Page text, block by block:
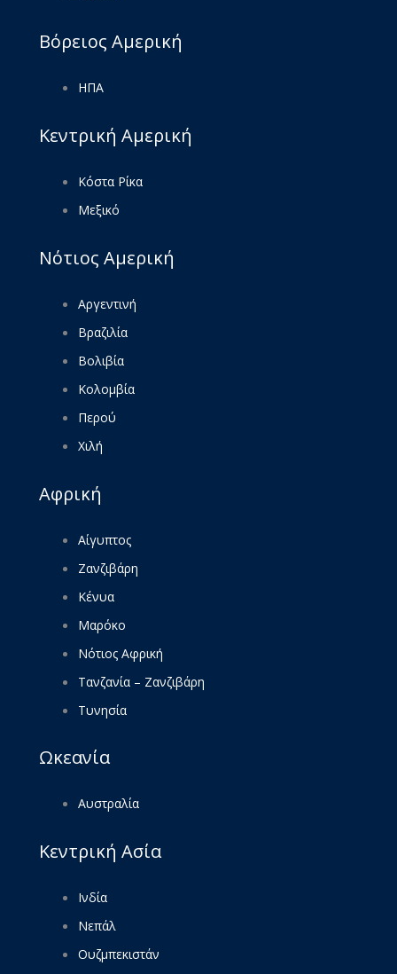
Βόρειος Αμερική
ΗΠΑ
Κεντρική Αμερική
Κόστα Ρίκα
Μεξικό
Νότιος Αμερική
Αργεντινή
Βραζιλία
Βολιβία
Κολομβία
Περού
Χιλή
Αφρική
Αίγυπτος
Ζανζιβάρη
Κένυα
Μαρόκο
Νότιος Αφρική
Τανζανία – Ζανζιβάρη
Τυνησία
Ωκεανία
Αυστραλία
Κεντρική Ασία
Ινδία
Νεπάλ
Ουζμπεκιστάν